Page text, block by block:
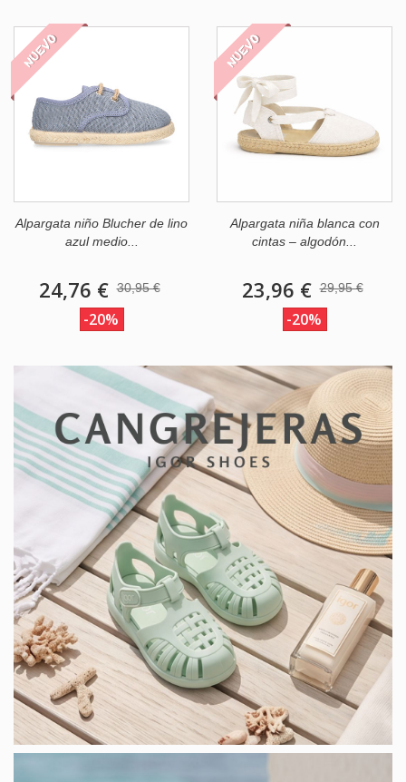
NUEVO
Alpargata niño Blucher de lino
azul medio...
24,76 € 30,95 €
-20%
NUEVO
Alpargata niña blanca con
cintas – algodón...
23,96 € 29,95 €
-20%